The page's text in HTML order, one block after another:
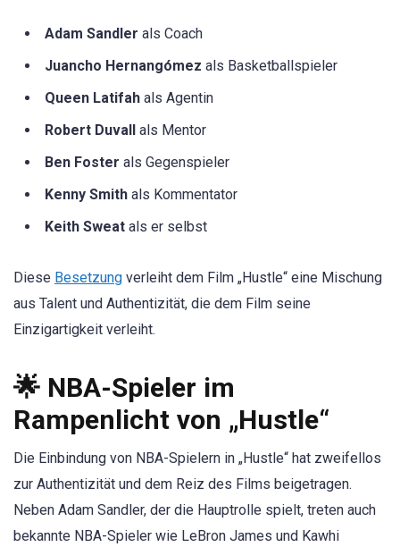
Adam Sandler als Coach
Juancho Hernangómez als Basketballspieler
Queen Latifah als Agentin
Robert Duvall
als Mentor
Ben Foster als Gegenspieler
Kenny Smith als Kommentator
Keith Sweat als er selbst
Diese Besetzung verleiht dem Film „Hustle“ eine Mischung
aus Talent und Authentizität, die dem Film seine
Einzigartigkeit verleiht.
🌟 NBA-Spieler im
Rampenlicht von „Hustle“
Die Einbindung von NBA-Spielern in „Hustle“ hat zweifellos
zur Authentizität und dem Reiz des Films beigetragen.
Neben Adam Sandler, der die Hauptrolle spielt, treten auch
bekannte NBA-Spieler wie LeBron James und Kawhi